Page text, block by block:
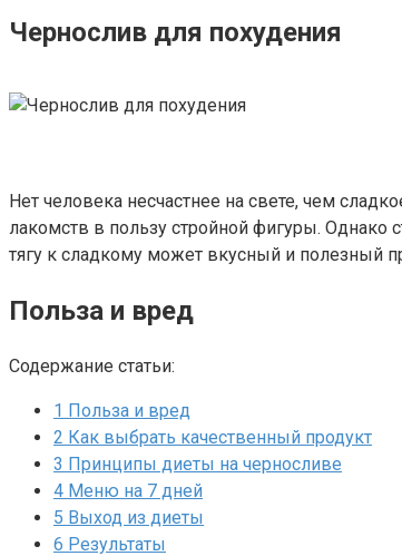
Чернослив для похудения
Нет человека несчастнее на свете, чем
лакомств в пользу стройной фигуры.
тягу к сладкому может вкусный и полезный
Польза и вред
Содержание статьи:
1 Польза и вред
2 Как выбрать качественный продукт
3 Принципы диеты на черносливе
4 Меню на 7 дней
5 Выход из диеты
6 Результаты